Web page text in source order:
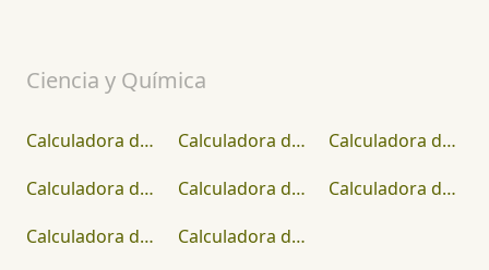
Ciencia y Química
Calculadora de Caballos de Fuerza del Motor Calculadora de Caballos de Fuerza
Calculadora de Densidad
Calculadora de Vida Media
Calculadora de Peso Molecular (Masa Molar)
Calculadora de Punto de Rocío
Calculadora de Molaridad
Calculadora de BTU